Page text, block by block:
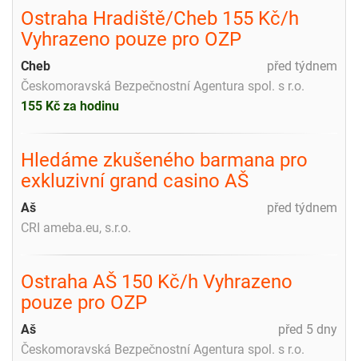
Ostraha Hradiště/Cheb 155 Kč/h
Vyhrazeno pouze pro OZP
před týdnem
Cheb
Českomoravská Bezpečnostní Agentura spol. s r.o.
155 Kč za hodinu
Hledáme zkušeného barmana pro
exkluzivní grand casino AŠ
před týdnem
Aš
CRI ameba.eu, s.r.o.
Ostraha AŠ 150 Kč/h Vyhrazeno
pouze pro OZP
před 5 dny
Aš
Českomoravská Bezpečnostní Agentura spol. s r.o.